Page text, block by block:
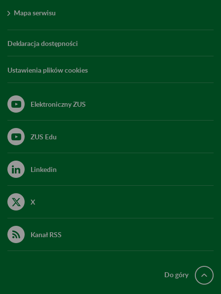
Mapa serwisu
Deklaracja dostępności
Ustawienia plików cookies
Elektroniczny ZUS
ZUS Edu
Linkedin
X
Kanał RSS
Do góry